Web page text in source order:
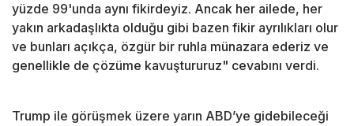
yüzde 99'unda aynı fikirdeyiz. Ancak her ailede, her
yakın arkadaşlıkta olduğu gibi bazen fikir ayrılıkları olur
ve bunları açıkça, özgür bir ruhla münazara ederiz ve
genellikle de çözüme kavuştururuz" cevabını verdi.
Trump ile görüşmek üzere yarın ABD’ye gidebileceği